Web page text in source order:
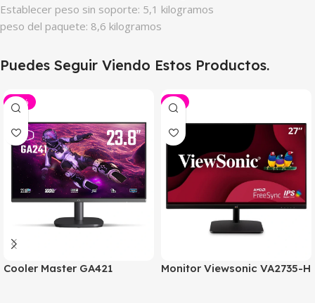
Establecer peso sin soporte: 5,1 kilogramos
peso del paquete: 8,6 kilogramos
Puedes Seguir Viendo Estos Productos.
-48%
Cooler Master GA421
-7%
Monitor Viewsonic VA2735-H